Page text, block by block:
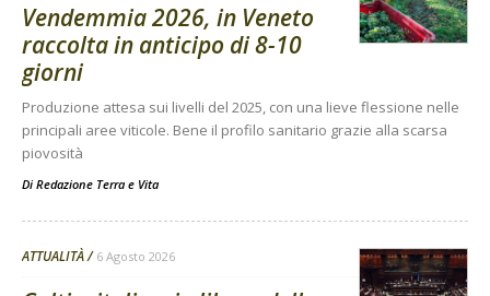
Vendemmia 2026, in Veneto
raccolta in anticipo di 8-10
giorni
Produzione attesa sui livelli del 2025, con una lieve flessione nelle
principali aree viticole. Bene il profilo sanitario grazie alla scarsa
piovosità
Di Redazione Terra e Vita
ATTUALITÀ 6 Agosto 2026